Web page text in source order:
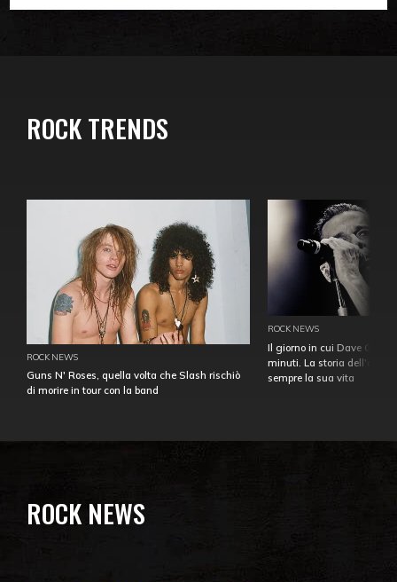
ROCK TRENDS
ROCK NEWS
Guns N' Roses, quella volta che Slash rischiò
di morire in tour con la band
ROCK NEWS
Il giorno in cui Dave
minuti. La storia
sempre la sua vita
ROCK NEWS